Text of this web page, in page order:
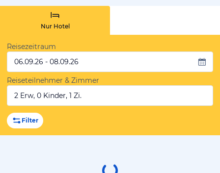
Nur Hotel
Reisezeitraum
06.09.26 - 08.09.26
Reiseteilnehmer & Zimmer
2 Erw, 0 Kinder, 1 Zi.
Filter